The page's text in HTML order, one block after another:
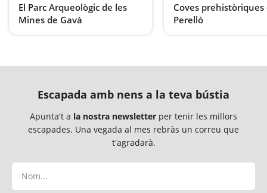
El Parc Arqueològic de les
Mines de Gavà
Coves prehistòriques
Perelló
Escapada amb nens a la teva bústia
Apunta't a la nostra newsletter per tenir les millors
escapades. Una vegada al mes rebràs un correu que
t'agradarà.